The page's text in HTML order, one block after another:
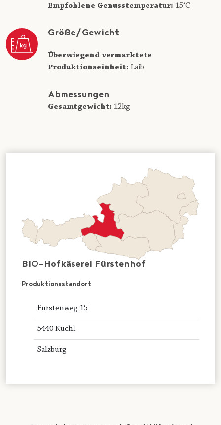
Empfohlene Genusstemperatur: 15°C
Größe/Gewicht
Überwiegend vermarktete
Produktionseinheit: Laib
Abmessungen
Gesamtgewicht: 12kg
BIO-Hofkäserei Fürstenhof
Produktionsstandort
Fürstenweg 15
5440 Kuchl
Salzburg